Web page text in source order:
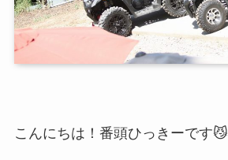
こんにちは！番頭ひっきーです😼